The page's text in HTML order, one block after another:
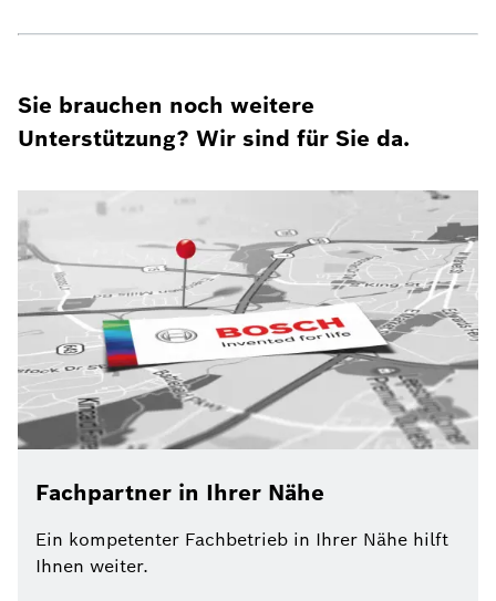
Sie brauchen noch weitere
Unterstützung? Wir sind für Sie da.
Fachpartner in Ihrer Nähe
Ein kompetenter Fachbetrieb in Ihrer Nähe hilft
Ihnen weiter.